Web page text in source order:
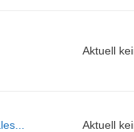
Aktuell
Aktuell